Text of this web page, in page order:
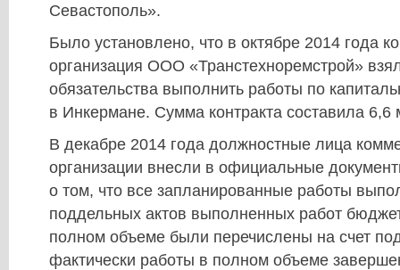
Севастополь».
Было установлено, что в октябре 2014 года
организация ООО «Транстехноремстрой»
обязательства выполнить работы по
в Инкермане. Сумма контракта составила
В декабре 2014 года должностные лица
организации внесли в официальные
о том, что все запланированные работы
поддельных актов выполненных работ
полном объеме были перечислены на счет
фактически работы в полном объеме